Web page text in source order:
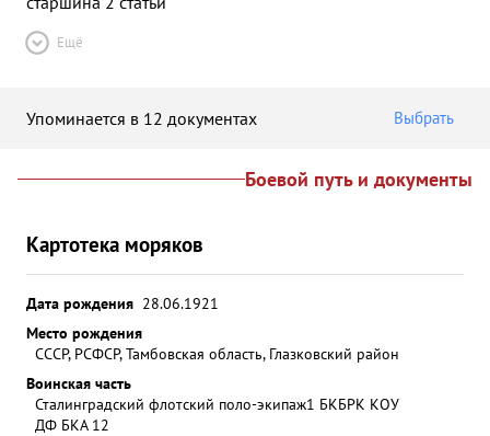
Ещё
Упоминается в 12 документах Выбрать
Боевой путь и документы
Картотека моряков
Дата рождения 28.06.1921
Место рождения
СССР, РСФСР, Тамбовская область, Глазковский район
Воинская часть
Сталинградский флотский поло-экипаж1 БКБРК КОУ
ДФ БКА 12